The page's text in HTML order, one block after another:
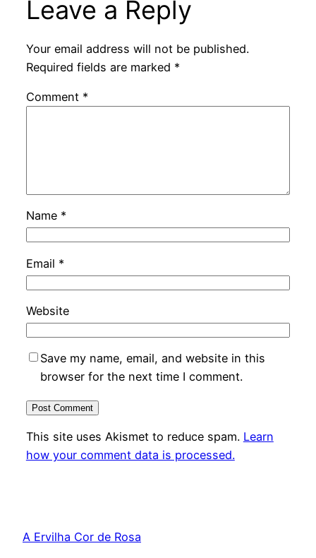
Leave a Reply
Your email address will not be published.
Required fields are marked *
Comment *
Name *
Email *
Website
Save my name, email, and website in this
browser for the next time I comment.
This site uses Akismet to reduce spam. Learn
how your comment data is processed.
A Ervilha Cor de Rosa